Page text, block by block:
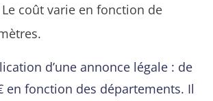
Le coût varie en fonction de
d’une annonce légale : de
en fonction des départements. Il